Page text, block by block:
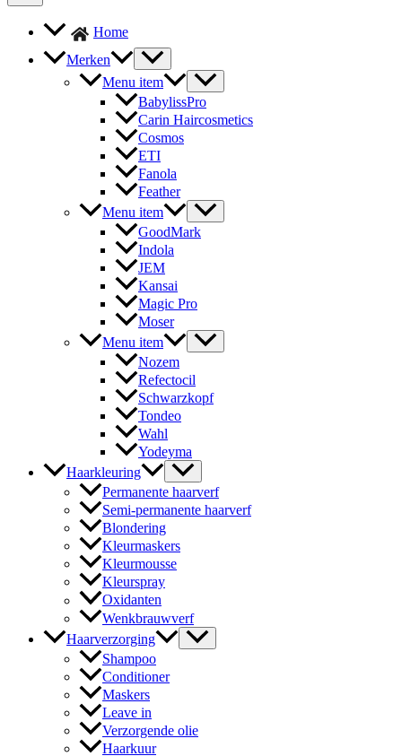
Home
Merken
Menu item
BabylissPro
Carin Haircosmetics
Cosmos
ETI
Fanola
Feather
Menu item
GoodMark
Indola
JEM
Kansai
Magic Pro
Moser
Menu item
Nozem
Refectocil
Schwarzkopf
Tondeo
Wahl
Yodeyma
Haarkleuring
Permanente haarverf
Semi-permanente haarverf
Blondering
Kleurmaskers
Kleurmousse
Kleurspray
Oxidanten
Wenkbrauwverf
Haarverzorging
Shampoo
Conditioner
Maskers
Leave in
Verzorgende olie
Haarkuur